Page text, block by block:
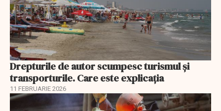
Drepturile de autor scumpesc turismul și
transporturile. Care este explicația
11 FEBRUARIE 2026